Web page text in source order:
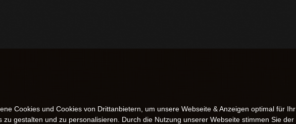
Cookies und Cookies von Drittanbietern, um unsere Webseite & Anzeigen optimal für Ihr
zu gestalten und zu personalisieren. Durch die Nutzung unserer Webseite stimmen Sie der